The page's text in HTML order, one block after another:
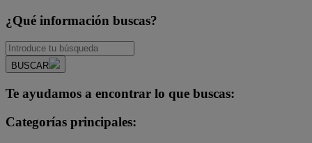
¿Qué información buscas?
BUSCAR
Te ayudamos a encontrar lo que buscas:
Categorías principales: